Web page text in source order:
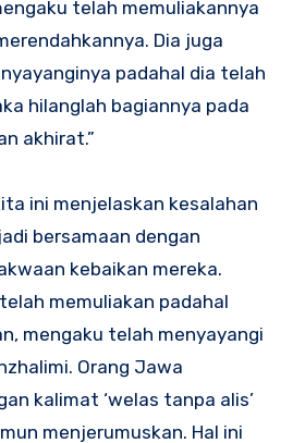
telah memuliakannya
Dia juga
padahal dia telah
hilanglah bagiannya pada
akhirat.”
ini menjelaskan kesalahan
bersamaan dengan
kebaikan mereka.
memuliakan padahal
mengaku telah menyayangi
Orang Jawa
kalimat ‘welas tanpa alis’
menjerumuskan. Hal ini